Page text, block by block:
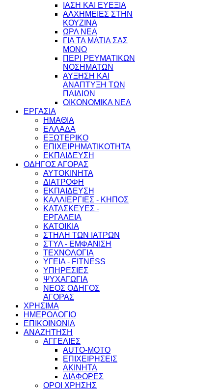
ΙΑΣΗ ΚΑΙ ΕΥΕΞΙΑ
ΑΛΧΗΜΕΙΕΣ ΣΤΗΝ
ΚΟΥΖΙΝΑ
ΩΡΛ ΝEA
ΓΙΑ ΤΑ ΜΑΤΙΑ ΣΑΣ
ΜΟΝΟ
ΠΕΡΙ ΡΕΥΜΑΤΙΚΩΝ
ΝΟΣΗΜΑΤΩΝ
ΑΥΞΗΣΗ ΚΑΙ
ΑΝΑΠΤΥΞΗ ΤΩΝ
ΠΑΙΔΙΩΝ
ΟΙΚΟΝΟΜΙΚΑ ΝΕΑ
ΕΡΓΑΣΙΑ
ΗΜΑΘΙΑ
ΕΛΛΑΔΑ
ΕΞΩΤΕΡΙΚΟ
ΕΠΙΧΕΙΡΗΜΑΤΙΚΟΤΗΤΑ
ΕΚΠΑΙΔΕΥΣΗ
ΟΔΗΓΟΣ ΑΓΟΡΑΣ
ΑΥΤΟΚΙΝΗΤΑ
ΔΙΑΤΡΟΦΗ
ΕΚΠΑΙΔΕΥΣΗ
ΚΑΛΛΙΕΡΓΙΕΣ - ΚΗΠΟΣ
ΚΑΤΑΣΚΕΥΕΣ -
ΕΡΓΑΛΕΙΑ
ΚΑΤΟΙΚΙΑ
ΣΤΗΛΗ ΤΩΝ ΙΑΤΡΩΝ
ΣΤΥΛ - ΕΜΦΑΝΙΣΗ
ΤΕΧΝΟΛΟΓΙΑ
ΥΓΕΙΑ - FITNESS
ΥΠΗΡΕΣΙΕΣ
ΨΥΧΑΓΩΓΙΑ
ΝΕΟΣ ΟΔΗΓΟΣ
ΑΓΟΡΑΣ
ΧΡΗΣΙΜΑ
ΗΜΕΡΟΛΟΓΙΟ
ΕΠΙΚΟΙΝΩΝΙΑ
ΑΝΑΖΗΤΗΣΗ
ΑΓΓΕΛΙΕΣ
AUTO-MOTO
ΕΠΙΧΕΙΡΗΣΕΙΣ
ΑΚΙΝΗΤΑ
ΔΙΑΦΟΡΕΣ
ΟΡΟΙ ΧΡΗΣΗΣ